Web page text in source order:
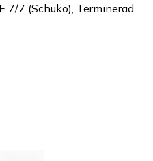
7/7 (Schuko), Terminerad